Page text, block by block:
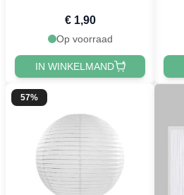
€ 1,90
Op voorraad
IN WINKELMAND
57%